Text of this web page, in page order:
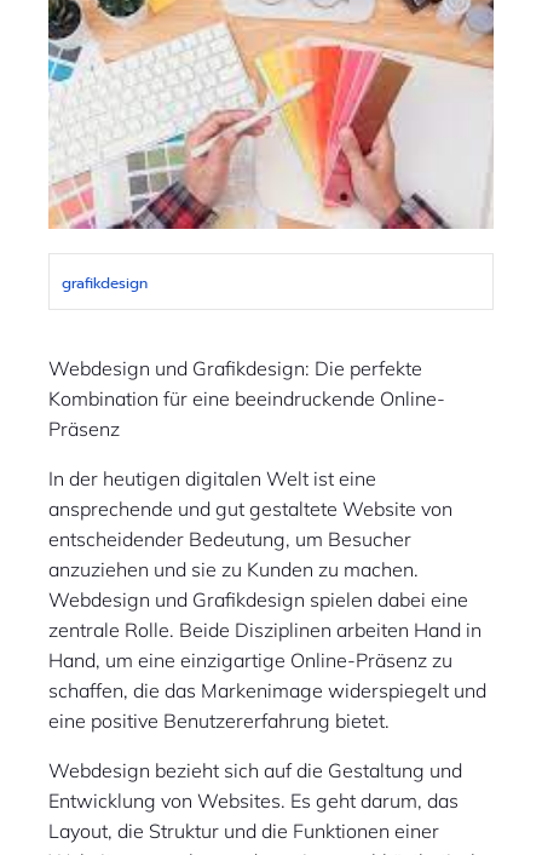
grafikdesign
Webdesign und Grafikdesign: Die perfekte
Kombination für eine beeindruckende Online-
Präsenz
In der heutigen digitalen Welt ist eine
ansprechende und gut gestaltete Website von
entscheidender Bedeutung, um Besucher
anzuziehen und sie zu Kunden zu machen.
Webdesign und Grafikdesign spielen dabei eine
zentrale Rolle. Beide Disziplinen arbeiten Hand in
Hand, um eine einzigartige Online-Präsenz zu
schaffen, die das Markenimage widerspiegelt und
eine positive Benutzererfahrung bietet.
Webdesign bezieht sich auf die Gestaltung und
Entwicklung von Websites. Es geht darum, das
Layout, die Struktur und die Funktionen einer